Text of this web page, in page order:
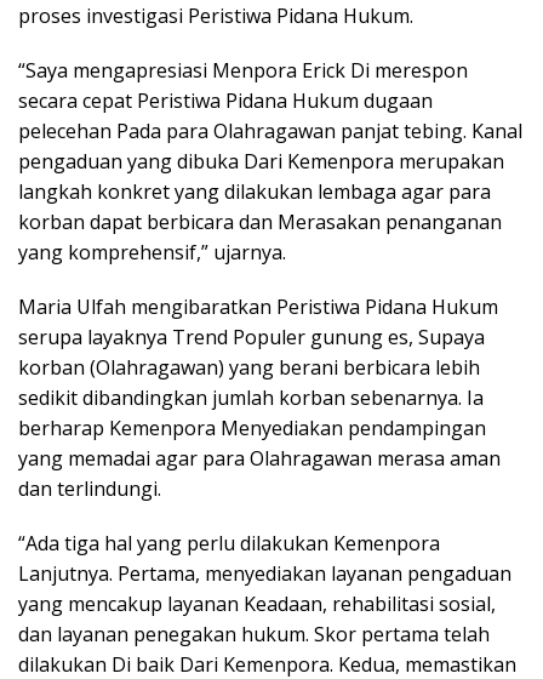
proses investigasi Peristiwa Pidana Hukum.
“Saya mengapresiasi Menpora Erick Di merespon
secara cepat Peristiwa Pidana Hukum dugaan
pelecehan Pada para Olahragawan panjat tebing. Kanal
pengaduan yang dibuka Dari Kemenpora merupakan
langkah konkret yang dilakukan lembaga agar para
korban dapat berbicara dan Merasakan penanganan
yang komprehensif,” ujarnya.
Maria Ulfah mengibaratkan Peristiwa Pidana Hukum
serupa layaknya Trend Populer gunung es, Supaya
korban (Olahragawan) yang berani berbicara lebih
sedikit dibandingkan jumlah korban sebenarnya. Ia
berharap Kemenpora Menyediakan pendampingan
yang memadai agar para Olahragawan merasa aman
dan terlindungi.
“Ada tiga hal yang perlu dilakukan Kemenpora
Lanjutnya. Pertama, menyediakan layanan pengaduan
yang mencakup layanan Keadaan, rehabilitasi sosial,
dan layanan penegakan hukum. Skor pertama telah
dilakukan Di baik Dari Kemenpora. Kedua, memastikan